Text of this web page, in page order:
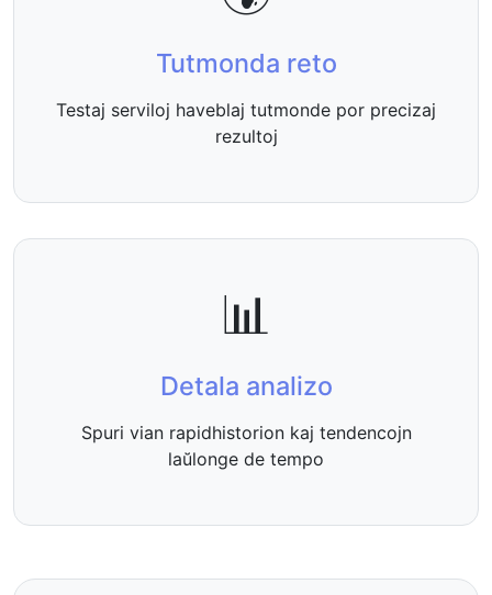
Tutmonda reto
Testaj serviloj haveblaj tutmonde por precizaj
rezultoj
📊
Detala analizo
Spuri vian rapidhistorion kaj tendencojn
laŭlonge de tempo